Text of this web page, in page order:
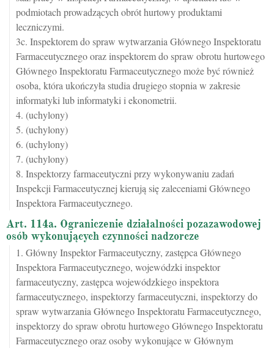
podmiotach prowadzących obrót hurtowy produktami
leczniczymi.
3c. Inspektorem do spraw wytwarzania Głównego Inspektoratu
Farmaceutycznego oraz inspektorem do spraw obrotu hurtowego
Głównego Inspektoratu Farmaceutycznego może być również
osoba, która ukończyła studia drugiego stopnia w zakresie
informatyki lub informatyki i ekonometrii.
4. (uchylony)
5. (uchylony)
6. (uchylony)
7. (uchylony)
8. Inspektorzy farmaceutyczni przy wykonywaniu zadań
Inspekcji Farmaceutycznej kierują się zaleceniami Głównego
Inspektora Farmaceutycznego.
Art. 114a. Ograniczenie działalności pozazawodowej
osób wykonujących czynności nadzorcze
1. Główny Inspektor Farmaceutyczny, zastępca Głównego
Inspektora Farmaceutycznego, wojewódzki inspektor
farmaceutyczny, zastępca wojewódzkiego inspektora
farmaceutycznego, inspektorzy farmaceutyczni, inspektorzy do
spraw wytwarzania Głównego Inspektoratu Farmaceutycznego,
inspektorzy do spraw obrotu hurtowego Głównego Inspektoratu
Farmaceutycznego oraz osoby wykonujące w Głównym